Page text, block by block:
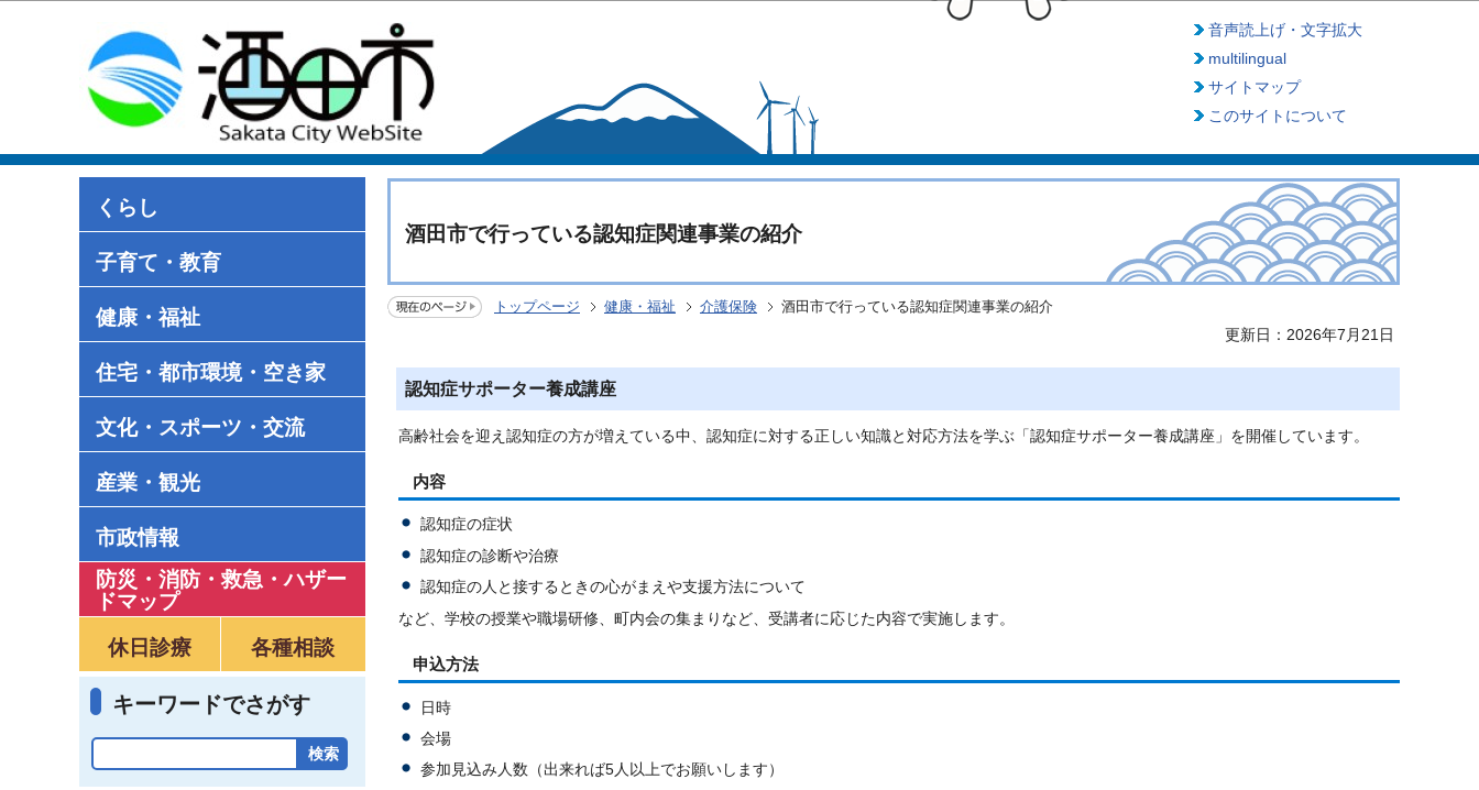
音声読上げ・文字拡大
multilingual
サイトマップ
このサイトについて
くらし
子育て・教育
健康・福祉
住宅・都市環境・空き家
文化・スポーツ・交流
産業・観光
市政情報
防災・消防・救急 ・ハザー
ドマップ
休日診療
各種相談
キーワードでさがす
酒田市で行っている認知症関連事業の紹介
トップページ 健康・福祉 介護保険 酒田市で行っている認知症関連事業の紹介
更新日：2026年7月21日
認知症サポーター養成講座
高齢社会を迎え認知症の方が増えている中、認知症に対する正しい知識と対応方法を学ぶ「認知症サポーター養成講座」を開催しています。
内容
認知症の症状
認知症の診断や治療
認知症の人と接するときの心がまえや支援方法について
など、学校の授業や職場研修、町内会の集まりなど、受講者に応じた内容で実施します。
申込方法
日時
会場
参加見込み人数（出来れば5人以上でお願いします）